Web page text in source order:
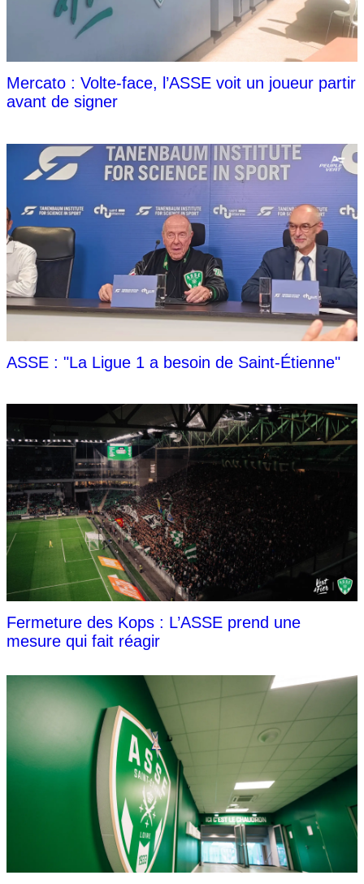
Mercato : Volte-face, l’ASSE voit un joueur partir
avant de signer
ASSE : "La Ligue 1 a besoin de Saint-Étienne"
Fermeture des Kops : L’ASSE prend une
mesure qui fait réagir